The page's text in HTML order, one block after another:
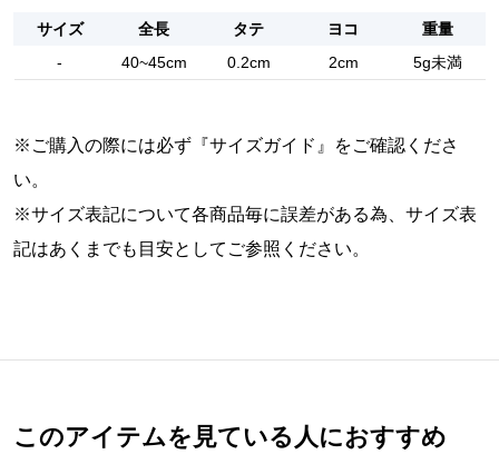
サイズ 全長 タテ ヨコ
重量
-
40~45cm 0.2cm 2cm 5g未満
※ご購入の際には必ず『サイズガイド 』をご確認くださ
い。
※サイズ表記について各商品毎に誤差がある為、サイズ表
記はあくまでも目安としてご参照ください。
このアイテムを見ている人におすすめ